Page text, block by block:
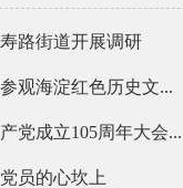
路街道开展调研
观海淀红色历史文...
党成立105周年大会...
员的心坎上